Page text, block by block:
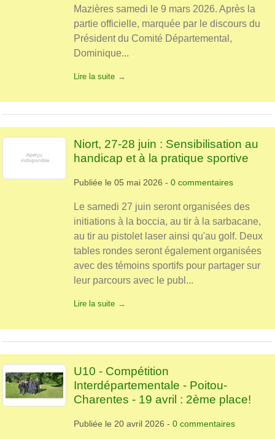
Mazières samedi le 9 mars 2026. Après la
partie officielle, marquée par le discours du
Président du Comité Départemental,
Dominique...
Lire la suite
Niort, 27-28 juin : Sensibilisation au
handicap et à la pratique sportive
Publiée le 05 mai 2026 - 0 commentaires
Le samedi 27 juin seront organisées des
initiations à la boccia, au tir à la sarbacane,
au tir au pistolet laser ainsi qu'au golf. Deux
tables rondes seront également organisées
avec des témoins sportifs pour partager sur
leur parcours avec le publ...
Lire la suite
U10 - Compétition
Interdépartementale - Poitou-
Charentes - 19 avril : 2ème place!
Publiée le 20 avril 2026 - 0 commentaires